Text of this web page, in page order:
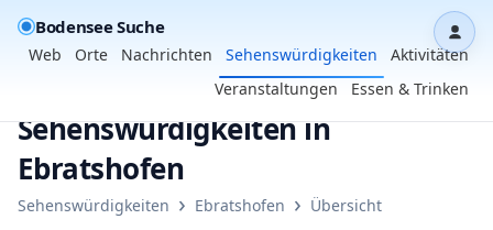
Bodensee Suche
Web Orte Nachrichten Sehenswürdigkeiten
Aktivitäten
Veranstaltungen
Essen & Trinken
Sehenswürdigkeiten in
Ebratshofen
Sehenswürdigkeiten › Ebratshofen › Übersicht